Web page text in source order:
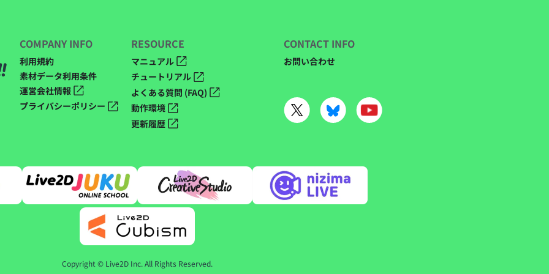
COMPANY INFO
利用規約
素材データ利用条件
運営会社情報
プライバシーポリシー
RESOURCE
マニュアル
チュートリアル
よくある質問 (FAQ)
動作環境
更新履歴
CONTACT INFO
お問い合わせ
Copyright © Live2D Inc. All Rights Reserved.